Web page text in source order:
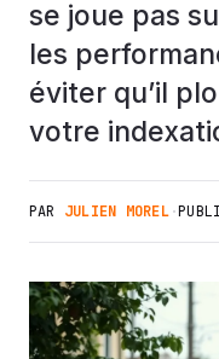
se joue pas
les
éviter qu’il
votre
PAR JULIEN MOREL·